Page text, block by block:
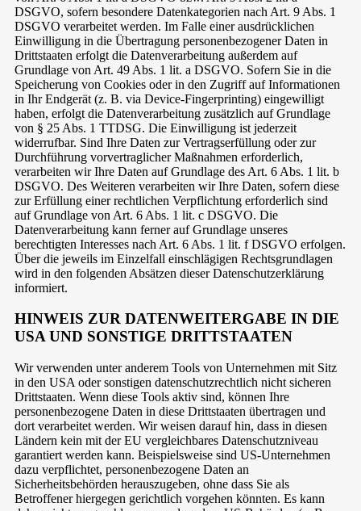
DSGVO, sofern besondere Datenkategorien nach Art. 9 Abs. 1
DSGVO verarbeitet werden. Im Falle einer ausdrücklichen
Einwilligung in die Übertragung personenbezogener Daten in
Drittstaaten erfolgt die Datenverarbeitung außerdem auf
Grundlage von Art. 49 Abs. 1 lit. a DSGVO. Sofern Sie in die
Speicherung von Cookies oder in den Zugriff auf Informationen
in Ihr Endgerät (z. B. via Device-Fingerprinting) eingewilligt
haben, erfolgt die Datenverarbeitung zusätzlich auf Grundlage
von § 25 Abs. 1 TTDSG. Die Einwilligung ist jederzeit
widerrufbar. Sind Ihre Daten zur Vertragserfüllung oder zur
Durchführung vorvertraglicher Maßnahmen erforderlich,
verarbeiten wir Ihre Daten auf Grundlage des Art. 6 Abs. 1 lit. b
DSGVO. Des Weiteren verarbeiten wir Ihre Daten, sofern diese
zur Erfüllung einer rechtlichen Verpflichtung erforderlich sind
auf Grundlage von Art. 6 Abs. 1 lit. c DSGVO. Die
Datenverarbeitung kann ferner auf Grundlage unseres
berechtigten Interesses nach Art. 6 Abs. 1 lit. f DSGVO erfolgen.
Über die jeweils im Einzelfall einschlägigen Rechtsgrundlagen
wird in den folgenden Absätzen dieser Datenschutzerklärung
informiert.
HINWEIS ZUR DATENWEITERGABE IN DIE
USA UND SONSTIGE DRITTSTAATEN
Wir verwenden unter anderem Tools von Unternehmen mit Sitz
in den USA oder sonstigen datenschutzrechtlich nicht sicheren
Drittstaaten. Wenn diese Tools aktiv sind, können Ihre
personenbezogene Daten in diese Drittstaaten übertragen und
dort verarbeitet werden. Wir weisen darauf hin, dass in diesen
Ländern kein mit der EU vergleichbares Datenschutzniveau
garantiert werden kann. Beispielsweise sind US-Unternehmen
dazu verpflichtet, personenbezogene Daten an
Sicherheitsbehörden herauszugeben, ohne dass Sie als
Betroffener hiergegen gerichtlich vorgehen könnten. Es kann